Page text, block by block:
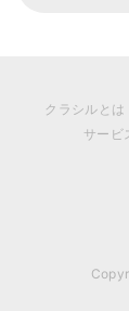
クラシルとは
サービ